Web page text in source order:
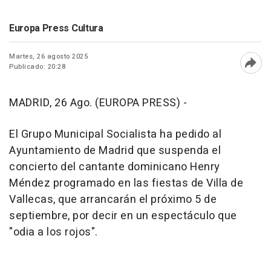
Europa Press Cultura
Martes, 26 agosto 2025
Publicado: 20:28
MADRID, 26 Ago. (EUROPA PRESS) -
El Grupo Municipal Socialista ha pedido al
Ayuntamiento de Madrid que suspenda el
concierto del cantante dominicano Henry
Méndez programado en las fiestas de Villa de
Vallecas, que arrancarán el próximo 5 de
septiembre, por decir en un espectáculo que
"odia a los rojos".